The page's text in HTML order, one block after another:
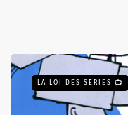
LA LOI DES SÉRIES 📺